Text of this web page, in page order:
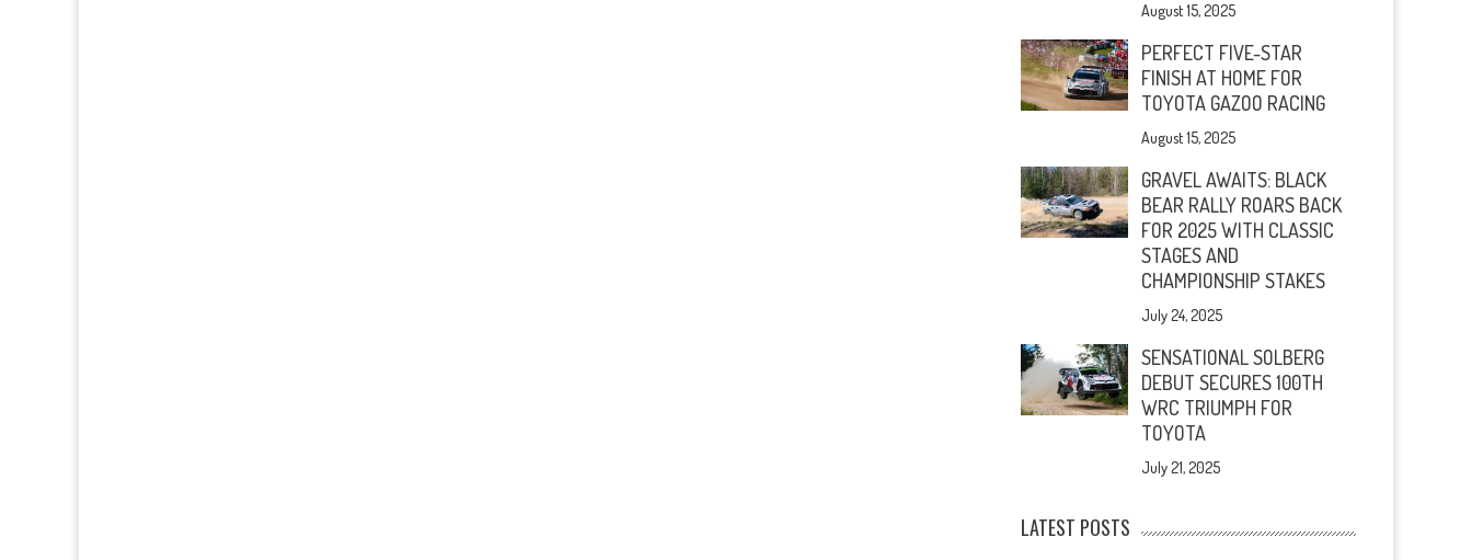
August 15, 2025
PERFECT FIVE-STAR
FINISH AT HOME FOR
TOYOTA GAZOO RACING
August 15, 2025
GRAVEL AWAITS: BLACK
BEAR RALLY ROARS BACK
FOR 2025 WITH CLASSIC
STAGES AND
CHAMPIONSHIP STAKES
July 24, 2025
SENSATIONAL SOLBERG
DEBUT SECURES 100TH
WRC TRIUMPH FOR
TOYOTA
July 21, 2025
LATEST POSTS